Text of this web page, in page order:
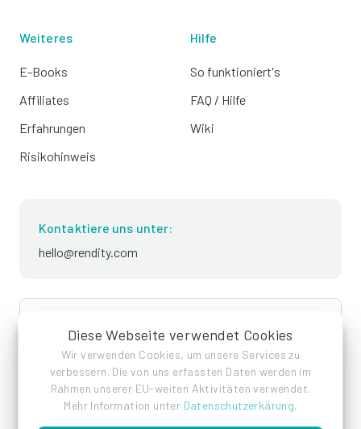
Diese Webseite verwendet Cookies
Wir verwenden Cookies, um unsere Services zu
verbessern. Die von uns erfassten Daten werden im
Rahmen unserer EU-weiten Aktivitäten verwendet.
Mehr Information unter Datenschutzerkärung.
Weiteres
E-Books
Affiliates
Erfahrungen
Risikohinweis
Hilfe
So funktioniert's
FAQ / Hilfe
Wiki
Kontaktiere uns unter:
hello@rendity.com
language